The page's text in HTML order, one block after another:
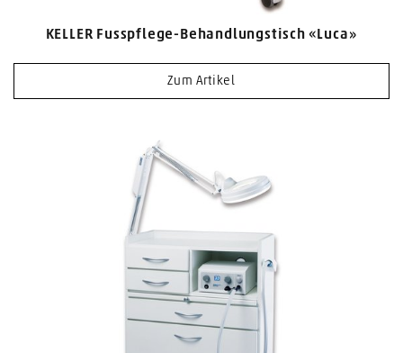
KELLER Fusspflege-Behandlungstisch «Luca»
Zum Artikel